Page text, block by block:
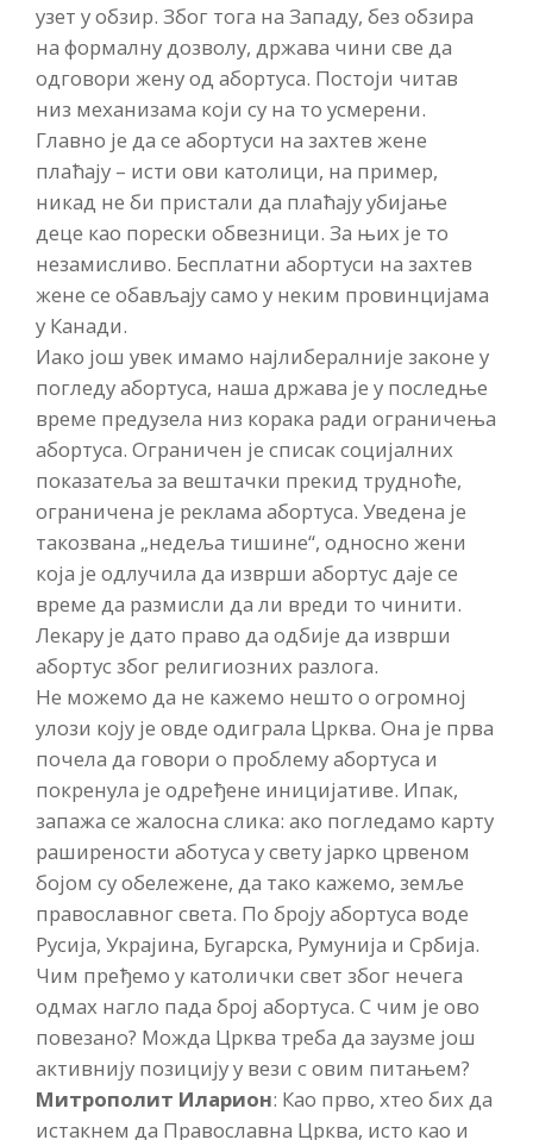
узет у обзир. Због тога на Западу, без обзира
на формалну дозволу, држава чини све да
одговори жену од абортуса. Постоји читав
низ механизама који су на то усмерени.
Главно је да се абортуси на захтев жене
плаћају – исти ови католици, на пример,
никад не би пристали да плаћају убијање
деце као порески обвезници. За њих је то
незамисливо. Бесплатни абортуси на захтев
жене се обављају само у неким провинцијама
у Канади.
Иако још увек имамо најлибералније законе у
погледу абортуса, наша држава је у последње
време предузела низ корака ради ограничења
абортуса. Ограничен је списак социјалних
показатеља за вештачки прекид трудноће,
ограничена је реклама абортуса. Уведена је
такозвана „недеља тишине“, односно жени
која је одлучила да изврши абортус даје се
време да размисли да ли вреди то чинити.
Лекару је дато право да одбије да изврши
абортус због религиозних разлога.
Не можемо да не кажемо нешто о огромној
улози коју је овде одиграла Црква. Она је прва
почела да говори о проблему абортуса и
покренула је одређене иницијативе. Ипак,
запажа се жалосна слика: ако погледамо карту
раширености аботуса у свету јарко црвеном
бојом су обележене, да тако кажемо, земље
православног света. По броју абортуса воде
Русија, Украјина, Бугарска, Румунија и Србија.
Чим пређемо у католички свет због нечега
одмах нагло пада број абортуса. С чим је ово
повезано? Можда Црква треба да заузме још
активнију позицију у вези с овим питањем?
Митрополит Иларион: Као прво, хтео бих да
истакнем да Православна Црква, исто као и